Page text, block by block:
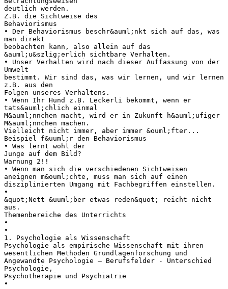
deutlich werden.
Z.B. die Sichtweise des
Behaviorismus
• Der Behaviorismus beschr&auml;nkt sich auf das, was
man direkt
beobachten kann, also allein auf das
&auml;u&szlig;erlich sichtbare Verhalten.
• Unser Verhalten wird nach dieser Auffassung von der
Umwelt
bestimmt. Wir sind das, was wir lernen, und wir lernen
z.B. aus den
Folgen unseres Verhaltens.
• Wenn Ihr Hund z.B. Leckerli bekommt, wenn er
tats&auml;chlich einmal
M&auml;nnchen macht, wird er in Zukunft h&auml;ufiger
M&auml;nnchen machen.
Vielleicht nicht immer, aber immer &ouml;fter...
Beispiel f&uuml;r den Behaviorismus
• Was lernt wohl der
Junge auf dem Bild?
Warnung 2!!
• Wenn man sich die verschiedenen Sichtweisen
aneignen m&ouml;chte, muss man sich auf einen
disziplinierten Umgang mit Fachbegriffen einstellen.
•
&quot;Nett &uuml;ber etwas reden&quot; reicht nicht
aus.
Themenbereiche des Unterrichts
•
•
1. Psychologie als Wissenschaft
Psychologie als empirische Wissenschaft mit ihren
wesentlichen Methoden Grundlagenforschung und
Angewandte Psychologie – Berufsfelder - Unterschied
Psychologie,
Psychotherapie und Psychiatrie
•